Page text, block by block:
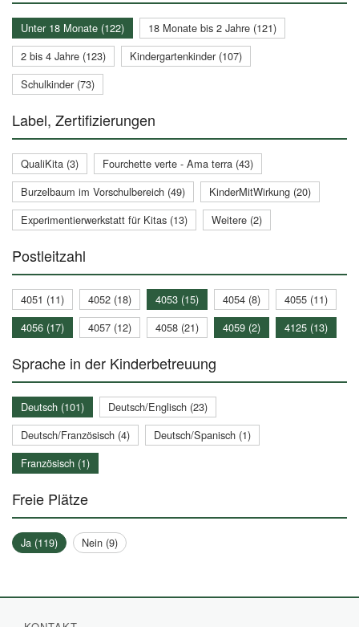
Unter 18 Monate (122)
18 Monate bis 2 Jahre (121)
2 bis 4 Jahre (123)
Kindergartenkinder (107)
Schulkinder (73)
Label, Zertifizierungen
QualiKita (3)
Fourchette verte - Ama terra (43)
Burzelbaum im Vorschulbereich (49)
KinderMitWirkung (20)
Experimentierwerkstatt für Kitas (13)
Weitere (2)
Postleitzahl
4051 (11) 4052 (18) 4053 (15) 4054 (8)
4055 (11)
4056 (17)
4057 (12) 4058 (21) 4059 (2) 4125 (13)
Sprache in der Kinderbetreuung
Deutsch (101)
Deutsch/Englisch (23)
Deutsch/Französisch (4)
Deutsch/Spanisch (1)
Französisch (1)
Freie Plätze
Ja (119) Nein (9)